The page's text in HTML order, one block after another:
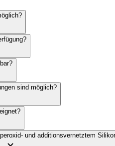
sind möglich?
und additionsvernetztem